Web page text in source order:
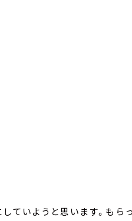
ていようと思います。もら